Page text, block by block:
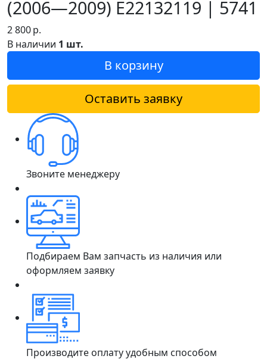
(2006—2009) E22132119 | 5741
2 800р.
В наличии 1 шт.
В корзину
Оставить заявку
Звоните менеджеру
Подбираем Вам запчасть из наличия или
оформляем заявку
Производите оплату удобным способом